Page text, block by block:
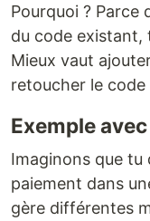
Pourquoi ? Parce
du code existant,
Mieux vaut
retoucher le
Exemple
Imaginons que tu
paiement dans
gère différentes